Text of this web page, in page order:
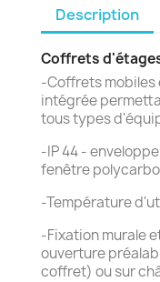
Description
Coffrets
-Coffrets mobiles
intégrée
tous types
-IP 44 -
fenêtre
-Température
-Fixation murale
ouverture
coffret) ou sur